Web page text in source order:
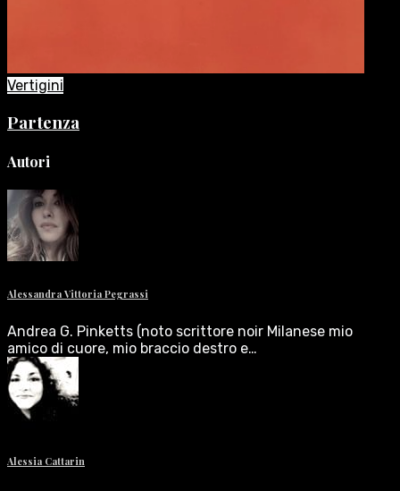
Vertigini
Partenza
Autori
Alessandra Vittoria Pegrassi
Andrea G. Pinketts (noto scrittore noir Milanese mio
amico di cuore, mio braccio destro e…
Alessia Cattarin